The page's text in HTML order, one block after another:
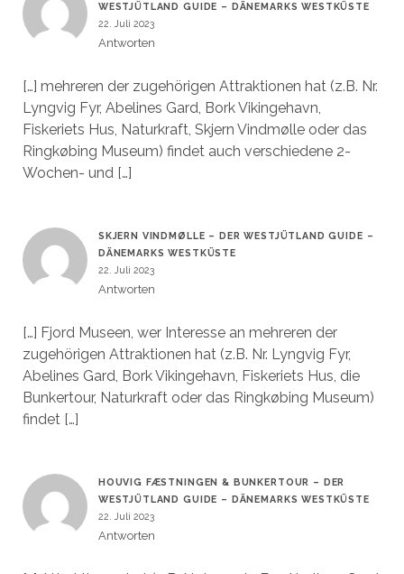
WESTJÜTLAND GUIDE – DÄNEMARKS WESTKÜSTE
22. Juli 2023
Antworten
[…] mehreren der zugehörigen Attraktionen hat (z.B. Nr.
Lyngvig Fyr, Abelines Gard, Bork Vikingehavn,
Fiskeriets Hus, Naturkraft, Skjern Vindmølle oder das
Ringkøbing Museum) findet auch verschiedene 2-
Wochen- und […]
SKJERN VINDMØLLE – DER WESTJÜTLAND GUIDE –
DÄNEMARKS WESTKÜSTE
22. Juli 2023
Antworten
[…] Fjord Museen, wer Interesse an mehreren der
zugehörigen Attraktionen hat (z.B. Nr. Lyngvig Fyr,
Abelines Gard, Bork Vikingehavn, Fiskeriets Hus, die
Bunkertour, Naturkraft oder das Ringkøbing Museum)
findet […]
HOUVIG FÆSTNINGEN & BUNKERTOUR – DER
WESTJÜTLAND GUIDE – DÄNEMARKS WESTKÜSTE
22. Juli 2023
Antworten